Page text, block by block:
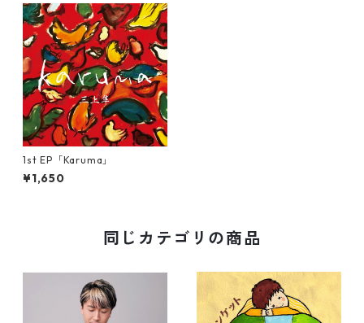
1st EP「Karuma」
¥1,650
同じカテゴリの商品